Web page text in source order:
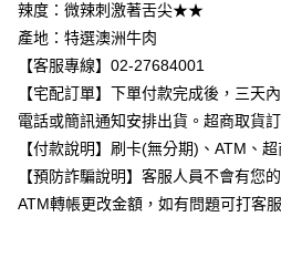
【無法指定出貨日及到貨日】7-11取貨
出貨⭐
每筆NT$80，滿NT$799(含以上)免運
【無法指定出貨日及到貨日】付款後
排出貨⭐
每筆NT$80，滿NT$799(含以上)免運
辣度：微辣刺激著舌尖★★
產地：特選澳洲牛肉
【客服專線】02-27684001
【宅配訂單】下單付款完成後，三天
電話或簡訊通知安排出貨。超商取貨
【付款說明】刷卡(無分期)、ATM、
【預防詐騙說明】客服人員不會有您
ATM轉帳更改金額，如有問題可打客